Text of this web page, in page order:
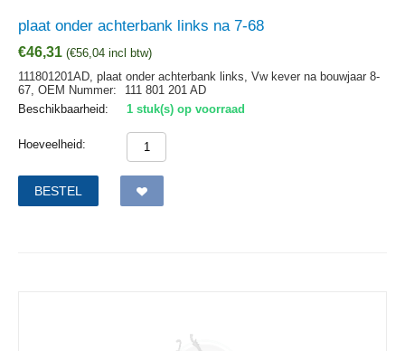
plaat onder achterbank links na 7-68
€46,31 (€56,04 incl btw)
111801201AD, plaat onder achterbank links, Vw kever na bouwjaar 8-
67, OEM Nummer:
111 801 201 AD
Beschikbaarheid:
1 stuk(s) op voorraad
Hoeveelheid:
BESTEL